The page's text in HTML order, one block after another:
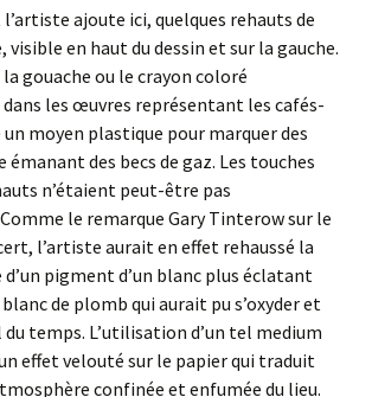
ajoute ici, quelques rehauts de
visible en haut du dessin et sur la gauche.
gouache ou le crayon coloré
les œuvres représentant les cafés-
moyen plastique pour marquer des
des becs de gaz. Les touches
n’étaient peut-être pas
le remarque Gary Tinterow sur le
l’artiste aurait en effet rehaussé la
pigment d’un blanc plus éclatant
de plomb qui aurait pu s’oxyder et
temps. L’utilisation d’un tel medium
effet velouté sur le papier qui traduit
confinée et enfumée du lieu.